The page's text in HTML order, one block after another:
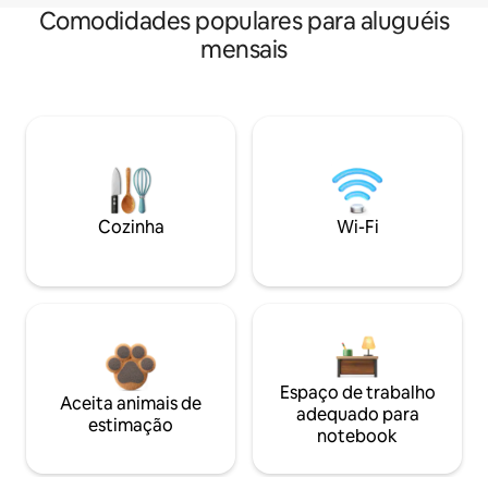
Comodidades populares para aluguéis
mensais
Cozinha Wi-Fi
Aceita animais de
estimação
Espaço de trabalho
adequado para
notebook